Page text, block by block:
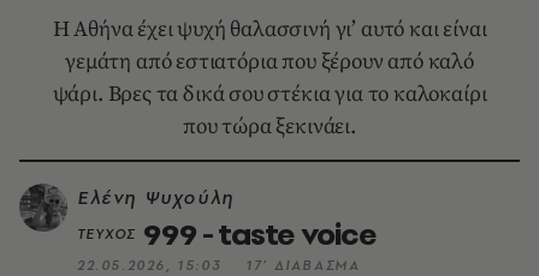
Η Αθήνα έχει ψυχή θαλασσινή γι’ αυτό και είναι
γεμάτη από εστιατόρια που ξέρουν από καλό
ψάρι. Βρες τα δικά σου στέκια για το καλοκαίρι
που τώρα ξεκινάει.
Ελένη Ψυχούλη
ΤΕΥΧΟΣ 999 - taste voice
22.05.2026, 15:03 17’ ΔΙΑΒΑΣΜΑ